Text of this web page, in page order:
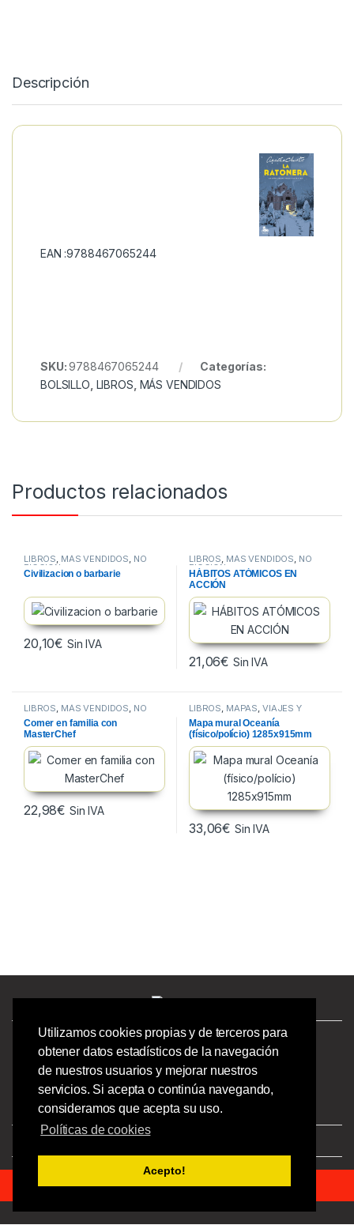
Utilizamos cookies propias y de terceros para
obtener datos estadísticos de la navegación
de nuestros usuarios y mejorar nuestros
servicios. Si acepta o continúa navegando,
consideramos que acepta su uso.
Políticas de cookies
Acepto!
Descripción
EAN :9788467065244
SKU:9788467065244
Categorías:
BOLSILLO, LIBROS, MÁS VENDIDOS
Productos relacionados
LIBROS, MÁS VENDIDOS, NO
FICCION
Civilizacion o barbarie
20,10€ Sin IVA
LIBROS, MÁS VENDIDOS, NO
FICCION
HÁBITOS ATÓMICOS EN
ACCIÓN
21,06€ Sin IVA
LIBROS MÁS VENDIDOS NO
FICCION
Comer en familia con
MasterChef
22,98€ Sin IVA
LIBROS MAPAS VIAJES Y
Mapa mural Oceanía
(físico/polício) 1285x915mm
33,06€ Sin IVA
¿Tienes preguntas? ¡Llámanos!
986244723 |
Calle Barcelona 41,
Bajo Izquierdo,
Vigo - Pontevedra.
© 2023 Ofipick S.L - Todos los derechos reservados.